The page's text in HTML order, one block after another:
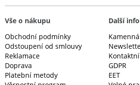
Vše o nákupu
Obchodní podmínky
Odstoupení od smlouvy
Reklamace
Doprava
Platební metody
Další
GDPR
EET